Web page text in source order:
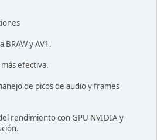
y AV1.
efectiva.
de picos de audio y frames
rendimiento con GPU NVIDIA y